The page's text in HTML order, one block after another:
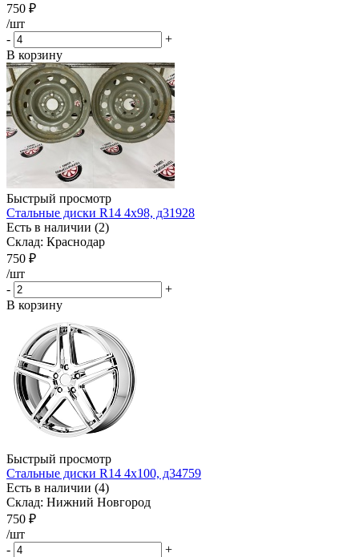
750 ₽
/шт
-
+
В корзину
Быстрый просмотр
Стальные диски R14 4x98, д31928
Есть в наличии (2)
Склад: Краснодар
750 ₽
/шт
-
+
В корзину
Быстрый просмотр
Стальные диски R14 4x100, д34759
Есть в наличии (4)
Склад: Нижний Новгород
750 ₽
/шт
-
+